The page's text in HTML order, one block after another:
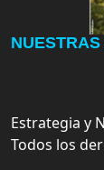
Estrategia y
Todos los